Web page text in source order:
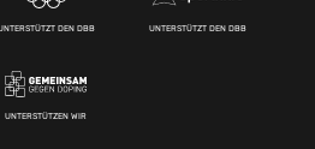
DEN DBB UNTERSTÜTZT DEN DBB
UNTERSTÜTZEN WIR